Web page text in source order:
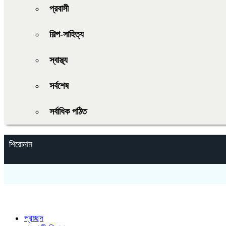
প্রবাসী
শিল্প-সাহিত্য
স্বাস্থ্য
সর্বশেষ
সর্বাধিক পঠিত
শিরোনাম
প্রচ্ছদ